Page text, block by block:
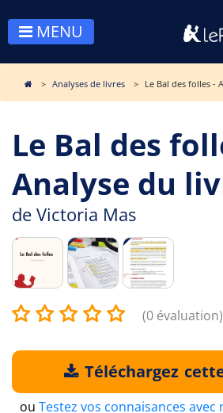
MENU
Analyses de livres Le Bal des folles -
Le Bal des
Analyse du
de Victoria Mas
(0 évaluation)
Téléchargez
ou Testez vos connaisances avec